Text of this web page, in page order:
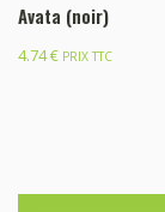
Avata (noir)
4.74€ PRIX TTC